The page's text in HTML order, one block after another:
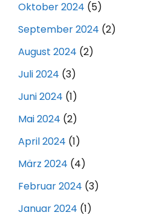
Oktober 2024 (5)
September 2024 (2)
August 2024 (2)
Juli 2024 (3)
Juni 2024 (1)
Mai 2024 (2)
April 2024 (1)
März 2024 (4)
Februar 2024 (3)
Januar 2024 (1)